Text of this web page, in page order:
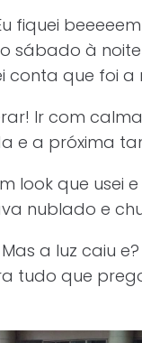
sábado à
conta que foi a
Ir com
e a próxima
look que usei
nublado e
a luz caiu
tudo que